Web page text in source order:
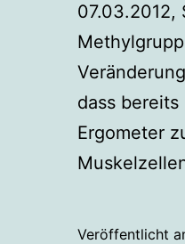
07.03.2012,
dass
Ergometer
Veröffentlicht